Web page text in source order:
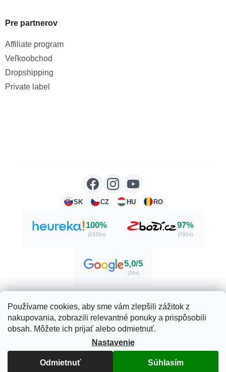
Používame cookies, aby sme vám zlepšili zážitok z
nakupovania, zobrazili relevantné ponuky a prispôsobili
obsah. Môžete ich prijať alebo odmietnuť.
Nastavenie
Odmietnuť Súhlasím
Pre partnerov
Affiliate program
Veľkoobchod
Dropshipping
Private label
SK CZ HU RO
100%
(2326x)
97%
(792x)
5,0/5
(26x)
Vytvoril Shoptet
Copyright 2026Herbatica.sk. Všetky práva vyhradené.
Upraviť nastavenie cookies